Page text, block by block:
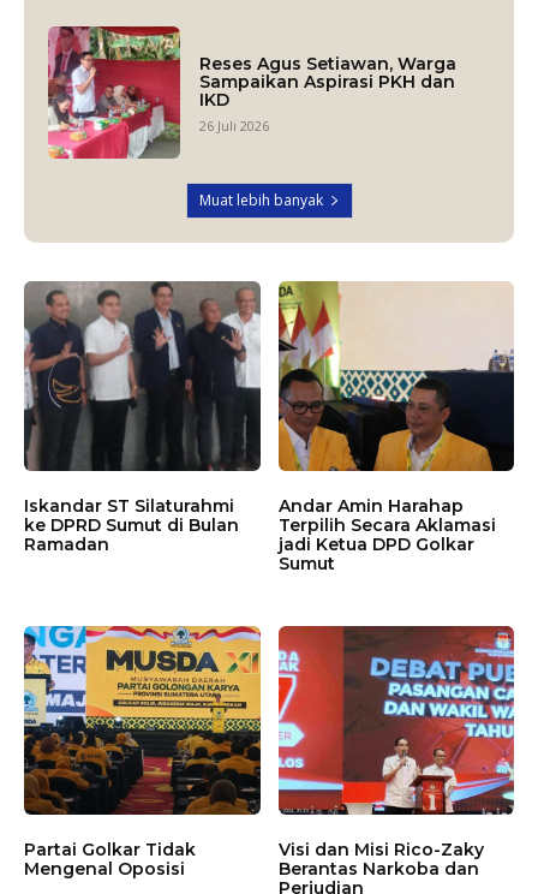
Reses Agus Setiawan, Warga
Sampaikan Aspirasi PKH dan
IKD
26 Juli 2026
Muat lebih banyak
Iskandar ST Silaturahmi
ke DPRD Sumut di Bulan
Ramadan
Andar Amin Harahap
Terpilih Secara Aklamasi
jadi Ketua DPD Golkar
Sumut
Partai Golkar Tidak
Mengenal Oposisi
Visi dan Misi Rico-Zaky
Berantas Narkoba dan
Perjudian